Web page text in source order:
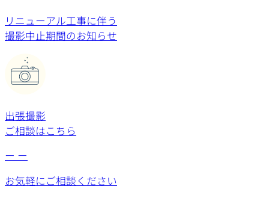
リニューアル工事に伴う
撮影中止期間のお知らせ
出張撮影
ご相談はこちら
ー ー
お気軽にご相談ください